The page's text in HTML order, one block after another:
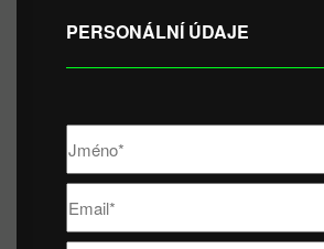
PERSONÁLNÍ ÚDAJE